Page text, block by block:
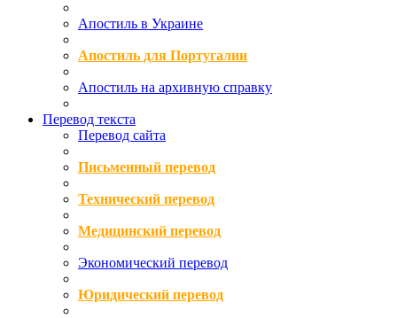
Апостиль в Украине
Апостиль для Португалии
Апостиль на архивную справку
Перевод текста
Перевод сайта
Письменный перевод
Технический перевод
Медицинский перевод
Экономический перевод
Юридический перевод